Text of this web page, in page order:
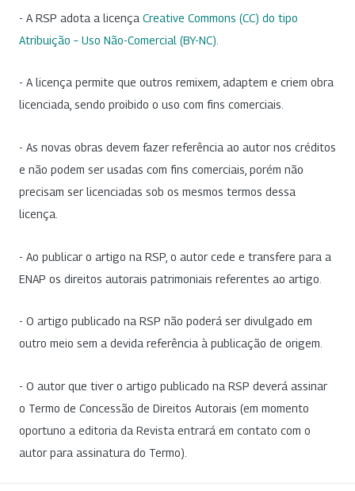
- A RSP adota a licença Creative Commons (CC) do tipo
Atribuição – Uso Não-Comercial (BY-NC)
- A licença permite que outros remixem, adaptem e criem obra
licenciada, sendo proibido o uso com fins comerciais.
- As novas obras devem fazer referência ao autor nos créditos
e não podem ser usadas com fins comerciais, porém não
precisam ser licenciadas sob os mesmos termos dessa
licença.
- Ao publicar o artigo na RSP, o autor cede e transfere para a
ENAP os direitos autorais patrimoniais referentes ao artigo.
- O artigo publicado na RSP não poderá ser divulgado em
outro meio sem a devida referência à publicação de origem.
- O autor que tiver o artigo publicado na RSP deverá assinar
o Termo de Concessão de Direitos Autorais (em momento
oportuno a editoria da Revista entrará em contato com o
autor para assinatura do Termo).